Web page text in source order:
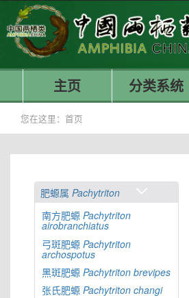
主页 分类系统
您在这里： 首页
肥螈属 Pachytriton
南方肥螈 Pachytriton
airobranchiatus
弓斑肥螈 Pachytriton
archospotus
黑斑肥螈 Pachytriton brevipes
张氏肥螈 Pachytriton changi